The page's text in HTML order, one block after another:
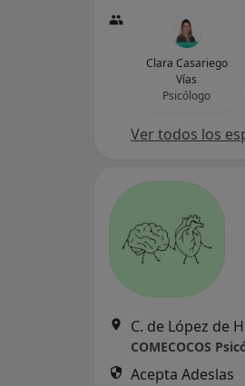
Clara Casariego
Vías
Psicólogo
Ver todos los
C. de López de
COMECOCOS
Acepta Adeslas